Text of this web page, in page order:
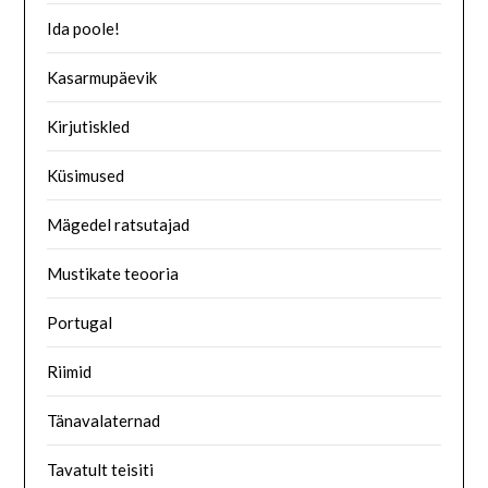
Ida poole!
Kasarmupäevik
Kirjutiskled
Küsimused
Mägedel ratsutajad
Mustikate teooria
Portugal
Riimid
Tänavalaternad
Tavatult teisiti